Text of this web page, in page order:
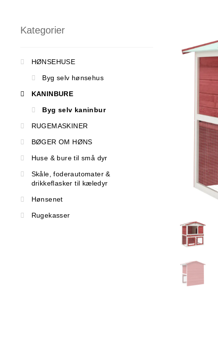
Kategorier
HØNSEHUSE
Byg selv hønsehus
KANINBURE
Byg selv kaninbur
RUGEMASKINER
BØGER OM HØNS
Huse & bure til små dyr
Skåle, foderautomater &
drikkeflasker til kæledyr
Hønsenet
Rugekasser